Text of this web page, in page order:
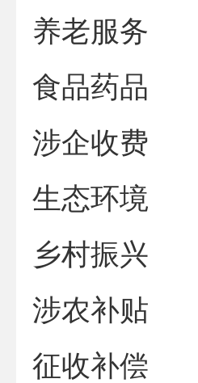
养老服务
食品药品
涉企收费
生态环境
乡村振兴
涉农补贴
征收补偿